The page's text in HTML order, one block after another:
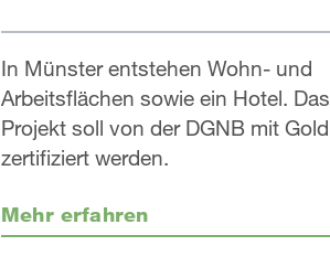
In Münster entstehen Wohn- und
Arbeitsflächen sowie ein Hotel. Das
Projekt soll von der DGNB mit Gold
zertifiziert werden.
Mehr erfahren